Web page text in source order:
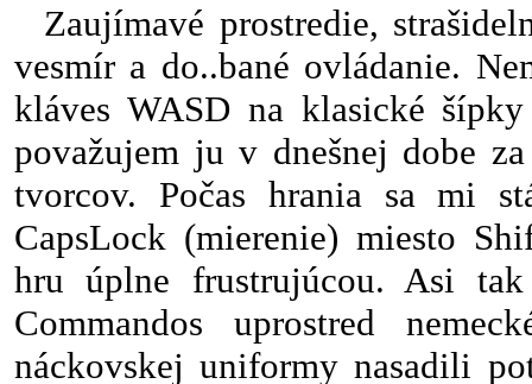
Zaujímavé prostredie,
vesmír a do..bané ovládanie.
kláves WASD na klasické
považujem ju v dnešnej dobe
tvorcov. Počas hrania sa mi
CapsLock (mierenie) miesto
hru úplne frustrujúcou. Asi
Commandos uprostred
náckovskej uniformy nasadili